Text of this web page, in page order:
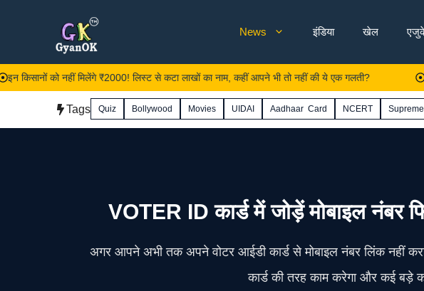
News इंडिया खेल
को नहीं मिलेंगे ₹2000! लिस्ट से कटा लाखों का नाम, कहीं आपने भी तो नहीं की ये एक गलती? PF
Tags Quiz Bollywood Movies UIDAI Aadhaar Card NCERT
VOTER ID कार्ड में जोड़ें मोबाइल नंबर
अगर आपने अभी तक अपने वोटर आईडी कार्ड से मोबाइल नंबर लिंक नहीं
कार्ड की तरह काम करेगा और कई बड़े